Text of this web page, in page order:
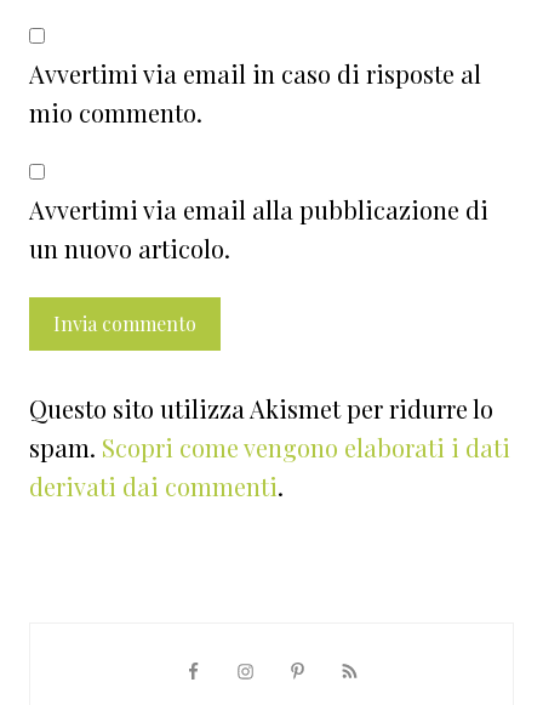
Avvertimi via email in caso di risposte al
mio commento.
Avvertimi via email alla pubblicazione di
un nuovo articolo.
Questo sito utilizza Akismet per ridurre lo
spam. Scopri come vengono elaborati i dati
derivati dai commenti.